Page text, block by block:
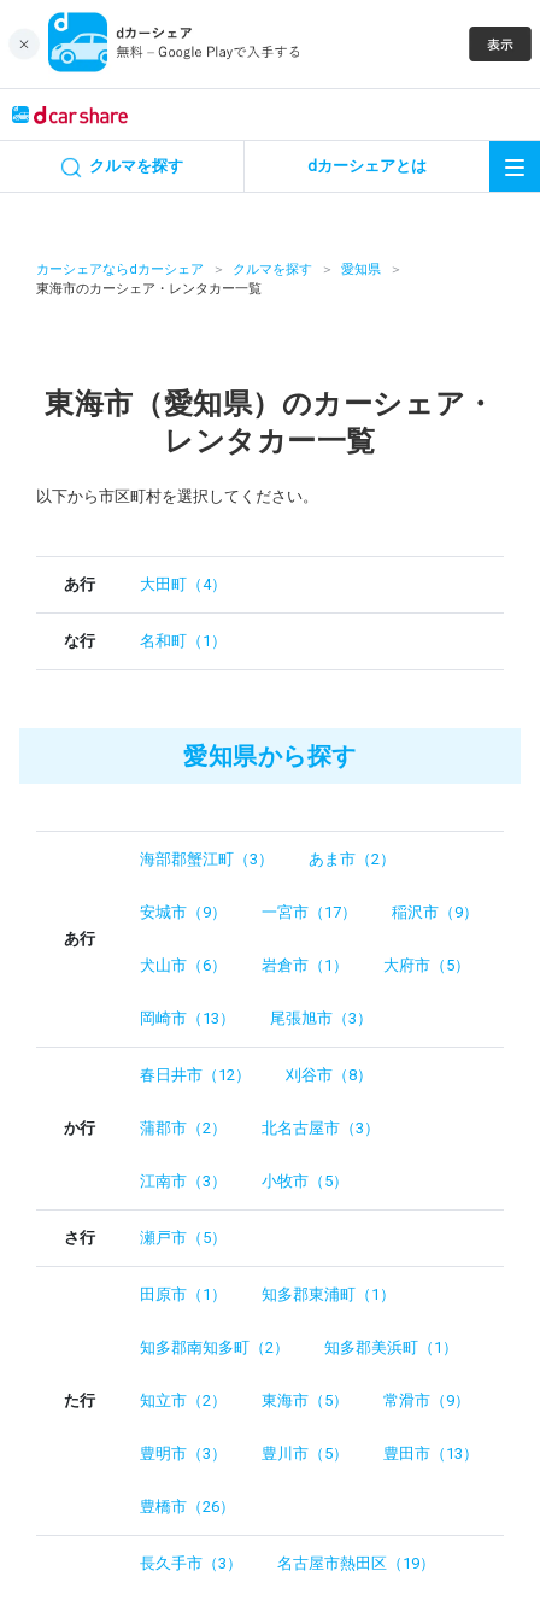
クルマを探す dカーシェアとは
カーシェアならdカーシェア クルマを探す
愛知県
東海市のカーシェア・レンタカー一覧
東海市（愛知県）のカーシェア・
レンタカー一覧
以下から市区町村を選択してください。
あ行 大田町（4）
な行 名和町（1）
愛知県から探す
あ行
海部郡蟹江町（3） あま市（2）
安城市（9） 一宮市（17） 稲沢市（9）
犬山市（6） 岩倉市（1） 大府市（5）
岡崎市（13） 尾張旭市（3）
か行
春日井市（12） 刈谷市（8）
蒲郡市（2） 北名古屋市（3）
江南市（3） 小牧市（5）
さ行 瀬戸市（5）
た行
田原市（1） 知多郡東浦町（1）
知多郡南知多町（2） 知多郡美浜町（1）
知立市（2） 東海市（5） 常滑市（9）
豊明市（3） 豊川市（5） 豊田市（13）
豊橋市（26）
長久手市（3） 名古屋市熱田区（19）
カーシェア
特集
アプリの使い方